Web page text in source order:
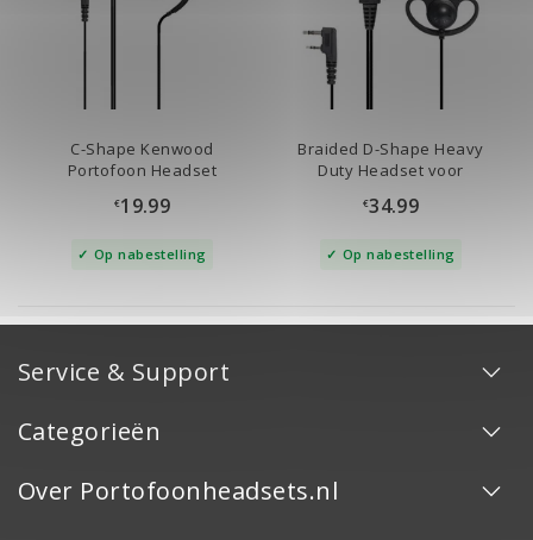
C-Shape Kenwood
Portofoon Headset
€19.99
Op nabestelling
Braided D-Shape Heavy
Duty Headset voor
€34.99
Op nabestelling
Service & Support
Categorieën
Over Portofoonheadsets.nl